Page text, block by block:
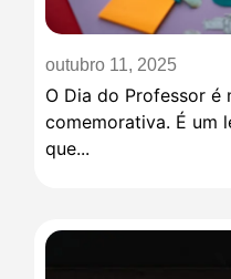
outubro 11, 2025
O Dia do Professor é
comemorativa. É um
que...